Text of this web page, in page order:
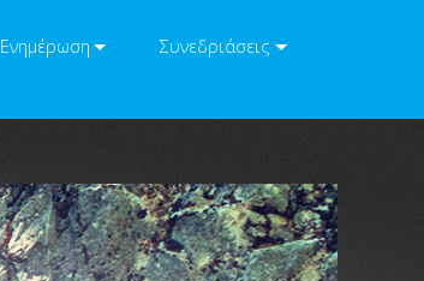
Ενημέρωση
Συνεδριάσεις